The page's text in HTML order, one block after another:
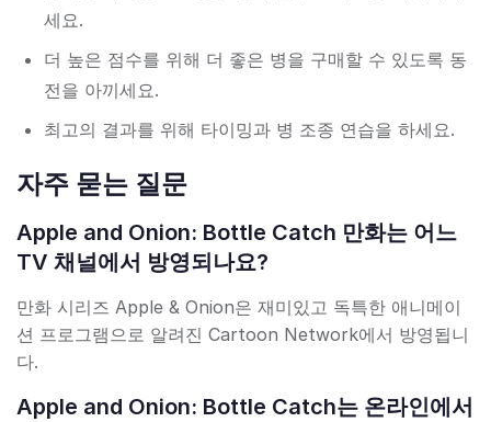
세요.
더 높은 점수를 위해 더 좋은 병을 구매할 수 있도록 동
전을 아끼세요.
최고의 결과를 위해 타이밍과 병 조종 연습을 하세요.
자주 묻는 질문
Apple and Onion: Bottle Catch 만화는 어느
TV 채널에서 방영되나요?
만화 시리즈 Apple & Onion은 재미있고 독특한 애니메이
션 프로그램으로 알려진 Cartoon Network에서 방영됩니
다.
Apple and Onion: Bottle Catch는 온라인에서